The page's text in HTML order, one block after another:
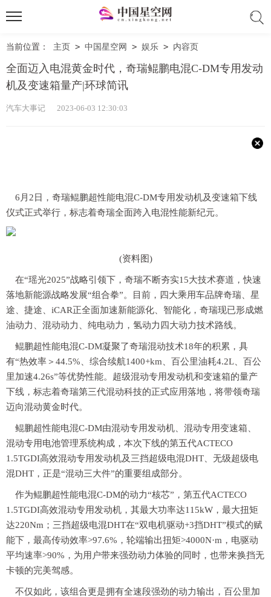
当前位置： 主页 > 中国星空网 > 娱乐 > 内容页
全面迈入电混黄金时代，奇瑞鲲鹏电混C-DM专用发动
机及变速箱量产|环球简讯
汽车大事记 2023-06-03 12:30:03
6月2日，奇瑞鲲鹏超性能电混C-DM专用发动机及变速箱下线
仪式正式举行，标志着奇瑞全面跨入电混性能新纪元。
(资料图)
在“瑶光2025”战略引领下，奇瑞不断夯实15大技术赛道，快速
落地新能源战略发展“组合拳”。目前，四大乘用车品牌奇瑞、星
途、捷途、iCAR正全面加速新能源化、智能化，奇瑞现已形成燃
油动力、混动动力、纯电动力，氢动力四大动力技术路线。
鲲鹏超性能电混C-DM凝聚了奇瑞混动技术18年的积累，具
有“热效率＞44.5%、综合续航1400+km、百公里油耗4.2L、百公
里加速4.26s”等优势性能。超级混动专用发动机和变速箱的量产
下线，标志着奇瑞第三代混动科技的正式应用落地，将带领奇瑞
迈向混动黄金时代。
鲲鹏超性能电混C-DM由混动专用发动机、混动专用变速箱、
混动专用电池管理系统构成，本次下线的第五代ACTECO
1.5TGDI高效混动专用发动机及三挡超级电混DHT、无级超级电
混DHT，正是“混动三大件”的重要组成部分。
作为鲲鹏超性能电混C-DM的动力“核芯”，第五代ACTECO
1.5TGDI高效混动专用发动机，其最大功率达115kW，最大扭矩
达220Nm；三挡超级电混DHT在“双电机驱动+3挡DHT”模式的赋
能下，最高传动效率>97.6%，轮端输出扭矩>4000N·m，电驱动
平均速率>90%，为用户带来强劲动力体验的同时，也带来换挡无
卡顿的完美驾感。
不仅如此，该组合更是拥有全速段强劲的动力输出，百公里加